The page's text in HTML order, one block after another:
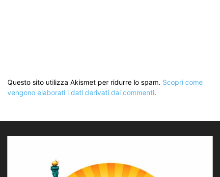
Questo sito utilizza Akismet per ridurre lo spam. Scopri come
vengono elaborati i dati derivati dai commenti.